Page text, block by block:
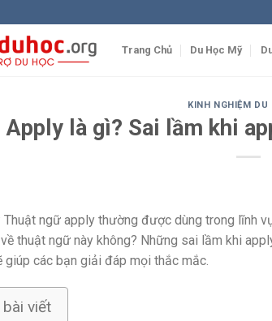
Trang Chủ Du Học Mỹ
KINH NGHIỆM DU
Apply là gì? Sai lầm khi
Thuật ngữ apply thường được dùng trong lĩnh
thuật ngữ này không? Những sai lầm khi
các bạn giải đáp mọi thắc mắc.
viết